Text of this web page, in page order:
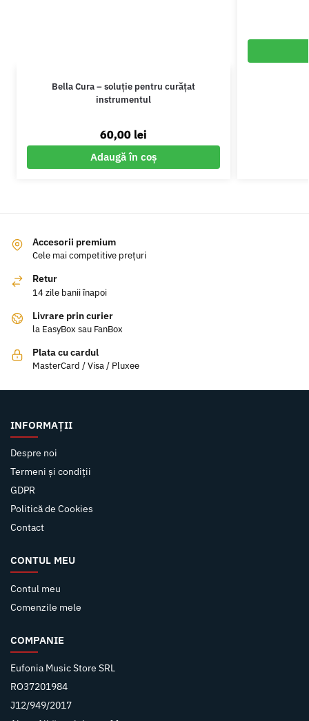
Bella Cura – soluție pentru curățat
instrumentul
60,00 lei
Adaugă în coș
Accesorii premium
Cele mai competitive prețuri
Retur
14 zile banii înapoi
Livrare prin curier
la EasyBox sau FanBox
Plata cu cardul
MasterCard / Visa / Pluxee
INFORMAȚII
Despre noi
Termeni și condiții
GDPR
Politică de Cookies
Contact
CONTUL MEU
Contul meu
Comenzile mele
COMPANIE
Eufonia Music Store SRL
RO37201984
J12/949/2017